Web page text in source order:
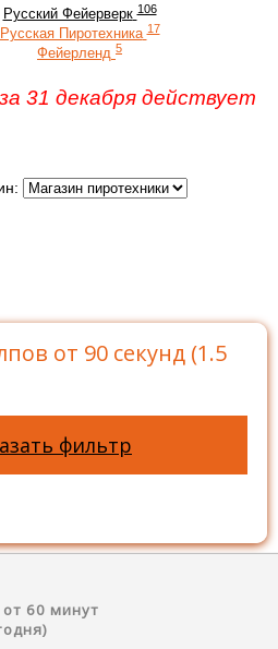
Русский Фейерверк 106
Русская Пиротехника 17
Фейерленд 5
31 декабря действует
от 90 секунд (1.5
фильтр
60 минут